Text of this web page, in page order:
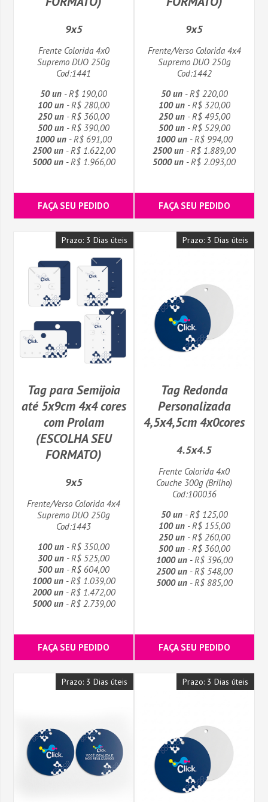
9x5
Frente Colorida 4x0
Supremo DUO 250g
Cod:1441
50 un - R$ 190,00
100 un - R$ 280,00
250 un - R$ 360,00
500 un - R$ 390,00
1000 un - R$ 691,00
2500 un- R$ 1.622,00
5000 un- R$ 1.966,00
FAÇA SEU PEDIDO
9x5
Frente/Verso Colorida 4x4
Supremo DUO 250g
Cod:1442
50 un- R$ 220,00
100 un- R$ 320,00
250 un- R$ 495,00
500 un- R$ 529,00
1000 un- R$ 994,00
2500 un - R$ 1.889,00
5000 un - R$ 2.093,00
FAÇA SEU PEDIDO
Prazo: 3 Dias úteis
Tag para Semijoia
até 5x9cm 4x4 cores
com Prolam
(ESCOLHA SEU
FORMATO)
9x5
Frente/Verso Colorida 4x4
Supremo DUO 250g
Cod:1443
100 un - R$ 350,00
300 un - R$ 525,00
500 un - R$ 604,00
1000 un- R$ 1.039,00
2000 un- R$ 1.472,00
5000 un- R$ 2.739,00
FAÇA SEU PEDIDO
Prazo: 3 Dias úteis
Tag Redonda
Personalizada
4,5x4,5cm 4x0cores
4.5x4.5
Frente Colorida 4x0
Couche 300g (Brilho)
Cod:100036
50 un- R$ 125,00
100 un- R$ 155,00
250 un- R$ 260,00
500 un- R$ 360,00
1000 un- R$ 396,00
2500 un- R$ 548,00
5000 un- R$ 885,00
FAÇA SEU PEDIDO
Prazo: 3 Dias úteis Prazo: 3 Dias úteis